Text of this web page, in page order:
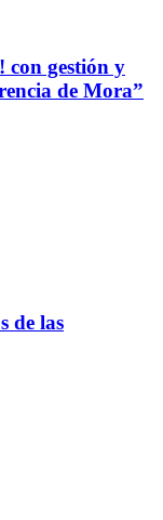
con gestión y
de Mora”
de las